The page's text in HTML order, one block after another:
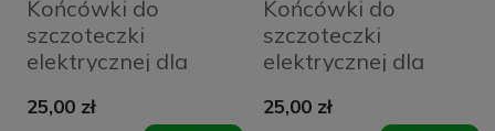
Końcówki do
szczoteczki
elektrycznej dla
Pink
25,00 zł
Końcówki do
szczoteczki
elektrycznej dla
White
25,00 zł